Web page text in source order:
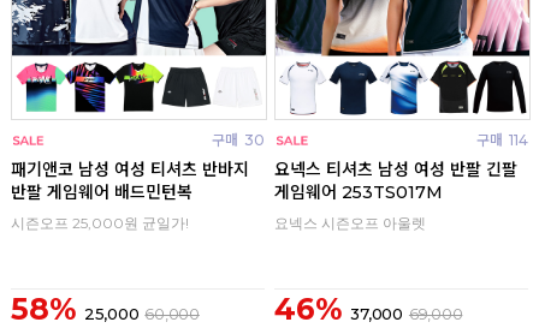
구매 30
패기앤코 남성 여성 티셔츠 반바지
반팔 게임웨어 배드민턴복
시즌오프 25,000원 균일가!
58% 25,000 60,000
구매 114
요넥스 티셔츠 남성 여성 반팔 긴팔
게임웨어 253TS017M
요넥스 시즌오프 아울렛
46% 37,000 69,000